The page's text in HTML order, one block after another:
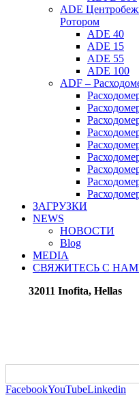
ADE
Ротором
ADE 40
ADE 15
ADE 55
ADE 100
ADF –
ЗАГРУЗКИ
NEWS
НОВОСТИ
Blog
MEDIA
СВЯЖИТЕСЬ С
32011 Inofita, Hellas
FacebookYouTubeLinkedin